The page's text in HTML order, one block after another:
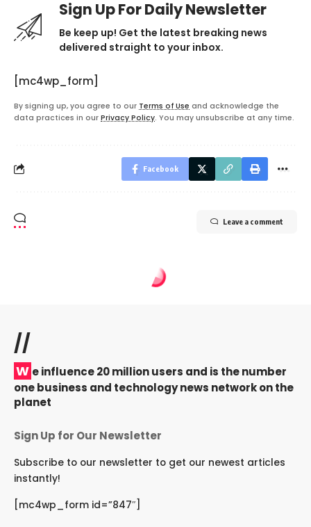
Sign Up For Daily Newsletter
Be keep up! Get the latest breaking news
delivered straight to your inbox.
[mc4wp_form]
By signing up, you agree to our Terms of Use and acknowledge the
data practices in our Privacy Policy. You may unsubscribe at any time.
Facebook
Leave a comment
//
W e influence 20 million users and is the number
one business and technology news network on the
planet
Sign Up for Our Newsletter
Subscribe to our newsletter to get our newest articles
instantly!
[mc4wp_form id=”847″]